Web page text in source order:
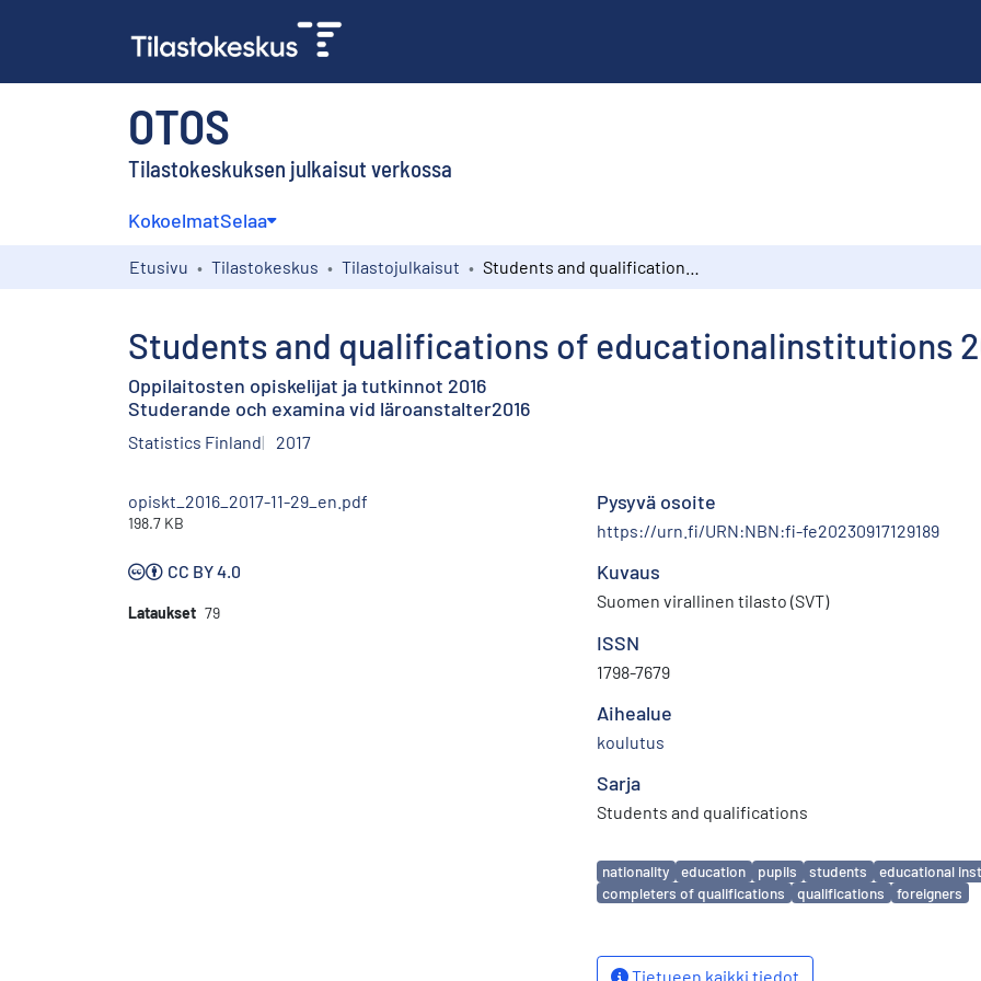
OTOS
Tilastokeskuksen julkaisut verkossa
KokoelmatSelaa
Etusivu Tilastokeskus Tilastojulkaisut
Students and qualifications of educationalinstitutions
Oppilaitosten opiskelijat ja tutkinnot 2016
Studerande och examina vid läroanstalter2016
Statistics Finland 2017
opiskt_2016_2017-11-29_en.pdf
198.7 KB
CC BY 4.0
Lataukset 79
Pysyvä osoite
https://urn.fi/URN:NBN:fi-fe20230917129189
Kuvaus
Suomen virallinen tilasto (SVT)
ISSN
1798-7679
Aihealue
koulutus
Sarja
Students and qualifications
Avainsanat
nationality education pupils students
educational
completers of qualifications
qualifications foreigners
Tietueen kaikki tiedot